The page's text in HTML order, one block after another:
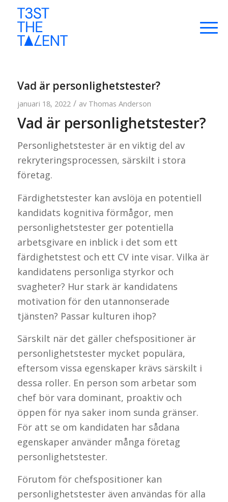
Vad är personlighetstester?
januari 18, 2022 / av Thomas Anderson
Vad är personlighetstester?
Personlighetstester är en viktig del av
rekryteringsprocessen, särskilt i stora
företag.
Färdighetstester kan avslöja en potentiell
kandidats kognitiva förmågor, men
personlighetstester ger potentiella
arbetsgivare en inblick i det som ett
färdighetstest och ett CV inte visar. Vilka är
kandidatens personliga styrkor och
svagheter? Hur stark är kandidatens
motivation för den utannonserade
tjänsten? Passar kulturen ihop?
Särskilt när det gäller chefspositioner är
personlighetstester mycket populära,
eftersom vissa egenskaper krävs särskilt i
dessa roller. En person som arbetar som
chef bör vara dominant, proaktiv och
öppen för nya saker inom sunda gränser.
För att se om kandidaten har sådana
egenskaper använder många företag
personlighetstester.
Förutom för chefspositioner kan
personlighetstester även användas för alla